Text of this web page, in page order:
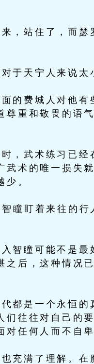
站住了，而瑟
于天宁人来说太
费城人对他有
重和敬畏的语
武术练习已经
术的唯一损失
少。
瞳盯着来往的行
瞳可能不是最
后，这种情况
是一个永恒的
往往对自己的
任何人而不自卑
满了理解。在